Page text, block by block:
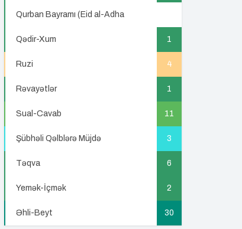
Qurban Bayramı (Eid al-Adha
Qədir-Xum 1
Ruzi 4
Rəvayətlər 1
Sual-Cavab 11
Şübhəli Qəlblərə Müjdə 3
Təqva 6
Yemək-İçmək 2
Əhli-Beyt 30